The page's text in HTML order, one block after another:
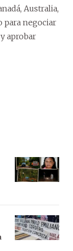
Australia,
para negociar
aprobar